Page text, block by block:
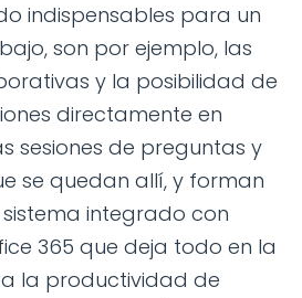
indispensables para un
son por ejemplo, las
y la posibilidad de
directamente en
sesiones de preguntas y
se quedan allí, y forman
integrado con
365 que deja todo en la
la productividad de